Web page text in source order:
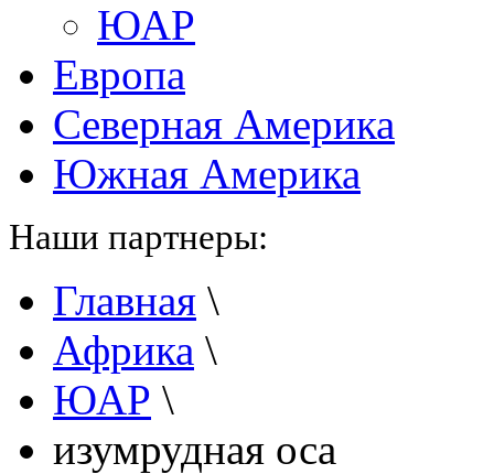
ЮАР
Европа
Северная Америка
Южная Америка
Наши партнеры:
Главная \
Африка \
ЮАР \
изумрудная оса